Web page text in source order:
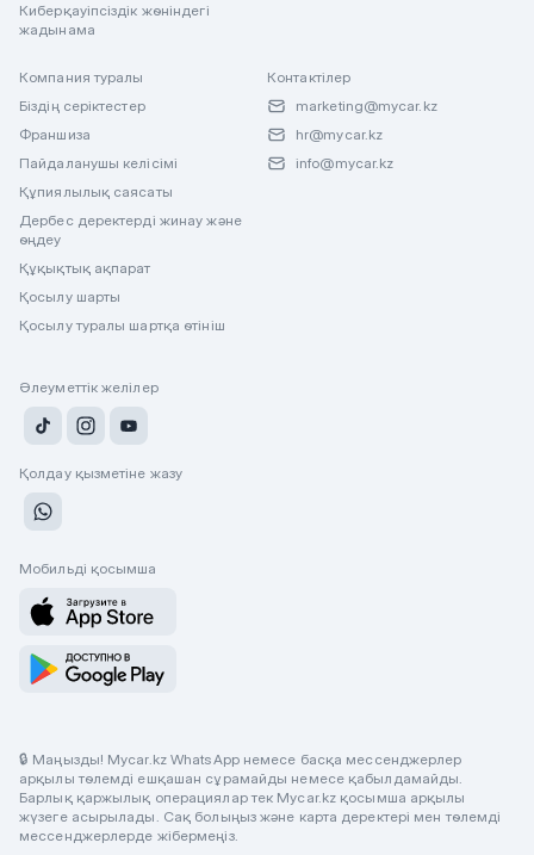
Киберқауіпсіздік жөніндегі
жадынама
Компания туралы
Біздің серіктестер
Франшиза
Пайдаланушы келісімі
Құпиялылық саясаты
Дербес деректерді жинау және
өңдеу
Құқықтық ақпарат
Қосылу шарты
Қосылу туралы шартқа өтініш
Контактілер
marketing@mycar.kz
hr@mycar.kz
info@mycar.kz
Әлеуметтік желілер
Қолдау қызметіне жазу
Мобильді қосымша
🔒 Маңызды! Mycar.kz WhatsApp немесе басқа мессенджерлер
арқылы төлемді ешқашан сұрамайды немесе қабылдамайды.
Барлық қаржылық операциялар тек Mycar.kz қосымша арқылы
жүзеге асырылады. Сақ болыңыз және карта деректері мен төлемді
мессенджерлерде жібермеңіз.